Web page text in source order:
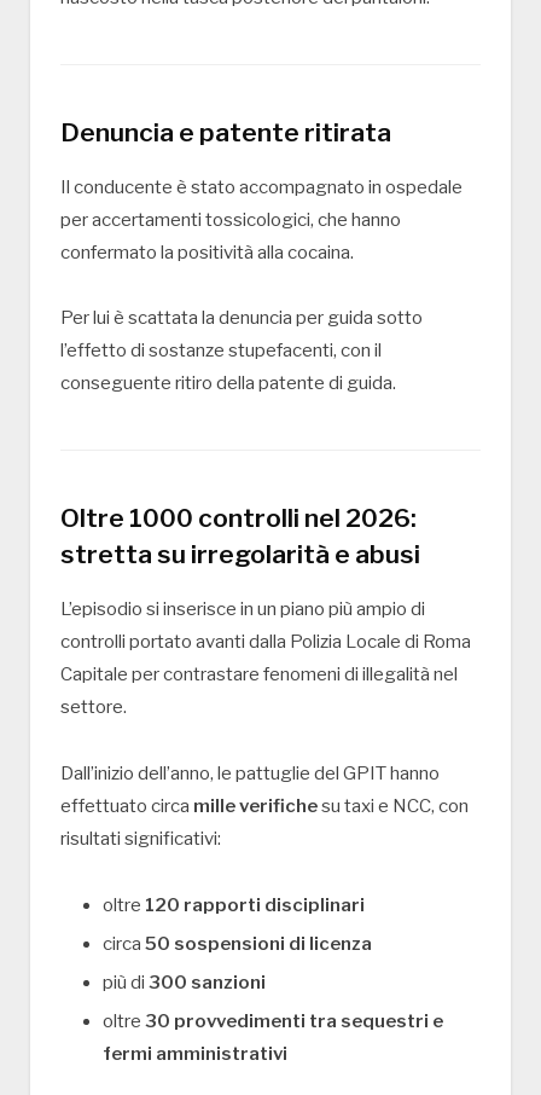
Denuncia e patente ritirata
Il conducente è stato accompagnato in ospedale
per accertamenti tossicologici, che hanno
confermato la positività alla cocaina.
Per lui è scattata la denuncia per guida sotto
l’effetto di sostanze stupefacenti, con il
conseguente ritiro della patente di guida.
Oltre 1000 controlli nel 2026:
stretta su irregolarità e abusi
L’episodio si inserisce in un piano più ampio di
controlli portato avanti dalla Polizia Locale di Roma
Capitale per contrastare fenomeni di illegalità nel
settore.
Dall’inizio dell’anno, le pattuglie del GPIT hanno
effettuato circa mille verifichesu taxi e NCC, con
risultati significativi:
oltre 120 rapporti disciplinari
circa 50 sospensioni di licenza
più di 300 sanzioni
oltre 30 provvedimenti tra sequestri e
fermi amministrativi